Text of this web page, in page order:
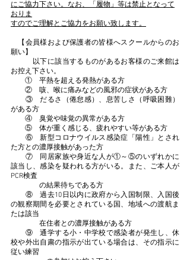
にご協力下さい。なお、「履物」等は禁止となって
おりま
すのでご理解とご協力をお願い致します。
【会員様および保護者の皆様へスクールからのお
願い】
以下に該当するものがあるお客様のご来館は
お控え下さい。
①　平熱を超える発熱がある方
②　咳、喉に痛みなどの風邪の症状がある方
③　だるさ（倦怠感）、息苦しさ（呼吸困難）
がある方
④　臭覚や味覚の異常がある方
⑤　体が重く感じる、疲れやすい等がある方
⑥　新型コロナウイルス感染症「陽性」とされ
た方との濃厚接触があった方
⑦　同居家族や身近な人が①～⑤のいずれかに
該当し、感染を疑われる方がいる。また、ご本人が
PCR検査
の結果待ちである方
⑧　過去10日以内に政府から入国制限、入国後
の観察期間を必要とされている国、地域への渡航ま
たは該当
在住者との濃厚接触がある方
⑨　通学する小・中学校で感染者が発生し、休
校や外出自粛の指示が出ている場合は、その指示に
従い練習